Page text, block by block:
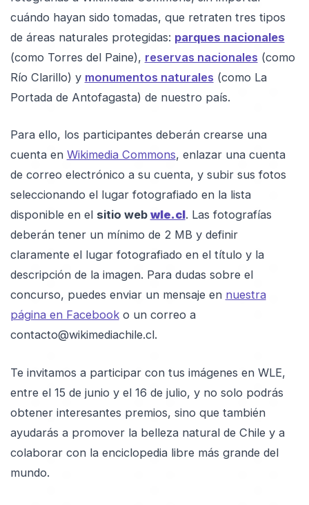
cuándo hayan sido tomadas, que retraten tres tipos
de áreas naturales protegidas: parques nacionales
(como Torres del Paine), reservas nacionales (como
Río Clarillo) y monumentos naturales (como La
Portada de Antofagasta) de nuestro país.
Para ello, los participantes deberán crearse una
cuenta en Wikimedia Commons, enlazar una cuenta
de correo electrónico a su cuenta, y subir sus fotos
seleccionando el lugar fotografiado en la lista
disponible en el sitio web wle.cl. Las fotografías
deberán tener un mínimo de 2 MB y definir
claramente el lugar fotografiado en el título y la
descripción de la imagen. Para dudas sobre el
concurso, puedes enviar un mensaje en nuestra
página en Facebooko un correo a
contacto@wikimediachile.cl.
Te invitamos a participar con tus imágenes en WLE,
entre el 15 de junio y el 16 de julio, y no solo podrás
obtener interesantes premios, sino que también
ayudarás a promover la belleza natural de Chile y a
colaborar con la enciclopedia libre más grande del
mundo.